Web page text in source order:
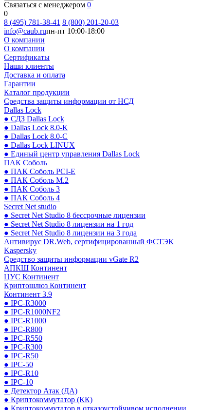
Связаться с менеджером 0
0
8 (495) 781-38-41 8 (800) 201-20-03
info@caub.ruпн-пт 10:00-18:00
О компании
О компании
Сертификаты
Наши клиенты
Доставка и оплата
Гарантии
Каталог продукции
Средства защиты информации от НСД
Dallas Lock
● СДЗ Dallas Lock
● Dallas Lock 8.0-К
● Dallas Lock 8.0-С
● Dallas Lock LINUX
● Единый центр управления Dallas Lock
ПАК Соболь
● ПАК Соболь PCI-E
● ПАК Соболь М.2
● ПАК Соболь 3
● ПАК Соболь 4
Secret Net studio
● Secret Net Studio 8 бессрочные лицензии
● Secret Net Studio 8 лицензии на 1 год
● Secret Net Studio 8 лицензии на 3 года
Антивирус DR.Web, сертифицированный ФСТЭК
Kaspersky
Средство защиты информации vGate R2
АПКШ Континент
ЦУС Континент
Криптошлюз Континент
Континент 3.9
● IPC-R3000
● IPC-R1000NF2
● IPC-R1000
● IPC-R800
● IPC-R550
● IPC-R300
● IPC-R50
● IPC-50
● IPC-R10
● IPC-10
● Детектор Атак (ДА)
● Криптокоммутатор (КК)
● Криптокоммутатор в отказоустойчивом исполнении